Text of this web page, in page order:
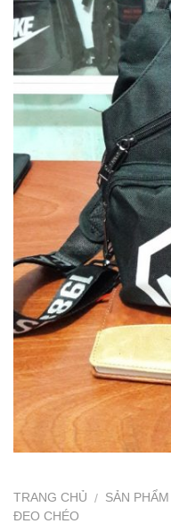
TRANG CHỦ / SẢN PHẨM
ĐEO CHÉO